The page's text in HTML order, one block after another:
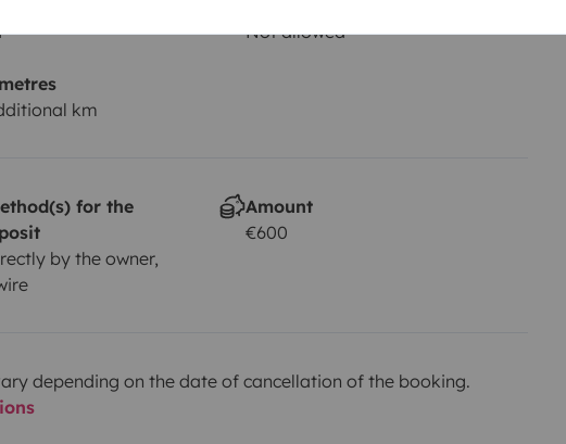
traer vuestras sabanas, saco de
?
Not allowed
km
for the
by the owner,
Amount
€600
depending on the date of cancellation of the booking.